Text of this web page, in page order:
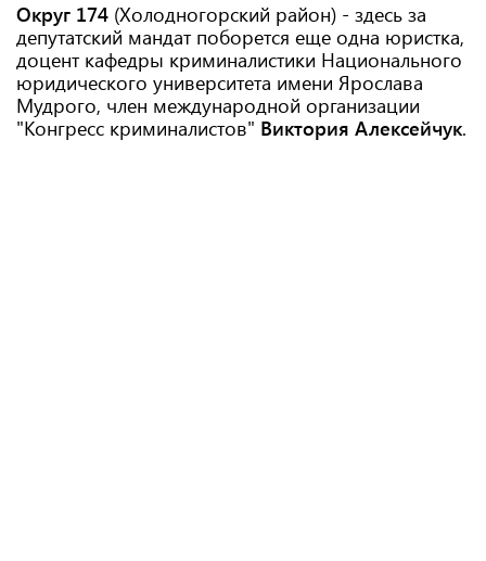
Округ 174 (Холодногорский район) - здесь за
депутатский мандат поборется еще одна юристка,
доцент кафедры криминалистики Национального
юридического университета имени Ярослава
Мудрого, член международной организации
"Конгресс криминалистов" Виктория Алексейчук.